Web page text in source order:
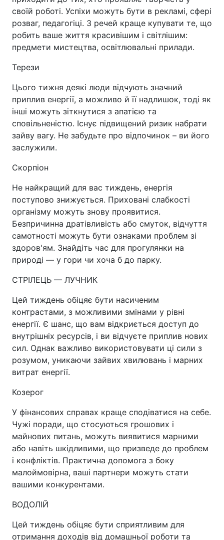
своїй роботі. Успіхи можуть бути в рекламі, сфері
розваг, педагогіці. З речей краще купувати те, що
ро­бить ваше життя красивішим і світ­лішим:
предмети мистецтва, освіт­лювальні прилади.
Терези
Цього тижня деякі люди відчують значний
приплив енергії, а можливо й її надлишок, тоді як
інші можуть зіткнутися з апатією та
сповільненістю. Існує підвищений ризик набрати
зайву вагу. Не забудьте про відпочинок – ви його
заслужили.
Скорпіон
Не найкращий для вас тиждень, енергія
поступово знижується. Приховані слабкості
організму можуть знову проявитися.
Безпричинна дратівливість або смуток, відчуття
самотності можуть бути ознаками проблем зі
здоров'ям. Знайдіть час для прогулянки на
природі — у гори чи хоча б до парку.
СТРІЛЕЦЬ — ЛУЧНИК
Цей тиждень обіцяє бути насиченим
контрастами, з можли­вими змінами у рівні
енергії. Є шанс, що вам відкриється доступ до
внутрішніх ресурсів, і ви відчуєте приплив нових
сил. Однак важливо використовувати ці сили з
розумом, уникаючи зайвих хвилювань і марних
витрат енергії.
Козерог
У фінансових справах кра­ще сподіватися на себе.
Чужі поради, що стосуються гро­шових і
майнових питань, можуть виявитися марними
або навіть шкідливими, що призведе до про­блем
і конфліктів. Практична до­помога з боку
малоймовірна, ваші партнери можуть стати
вашими конкурентами.
ВОДОЛІЙ
Цей тиждень обіцяє бути сприятливим для
отримання доходів від домашньої роботи та